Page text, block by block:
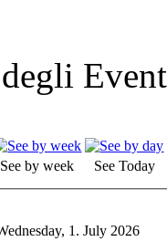
See by week
See Today
1. July 2026